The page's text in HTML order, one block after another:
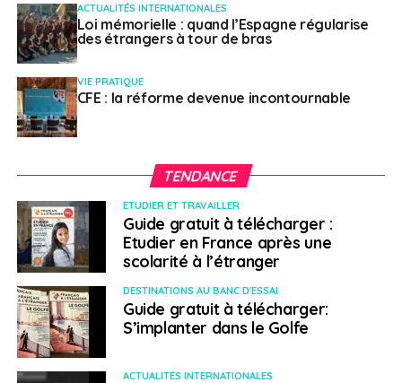
ACTUALITÉS INTERNATIONALES
Loi mémorielle : quand l’Espagne régularise
des étrangers à tour de bras
VIE PRATIQUE
CFE : la réforme devenue incontournable
TENDANCE
ETUDIER ET TRAVAILLER
Guide gratuit à télécharger :
Etudier en France après une
scolarité à l’étranger
DESTINATIONS AU BANC D'ESSAI
Guide gratuit à télécharger:
S’implanter dans le Golfe
ACTUALITÉS INTERNATIONALES